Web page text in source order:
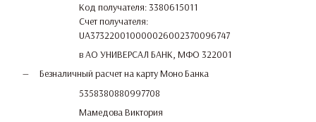
Код получателя: 3380615011
Счет получателя:
UA373220010000026002370096747
в АО УНИВЕРСАЛ БАНК, МФО 322001
Безналичный расчет на карту Моно Банка
5358380880997708
Мамедова Виктория